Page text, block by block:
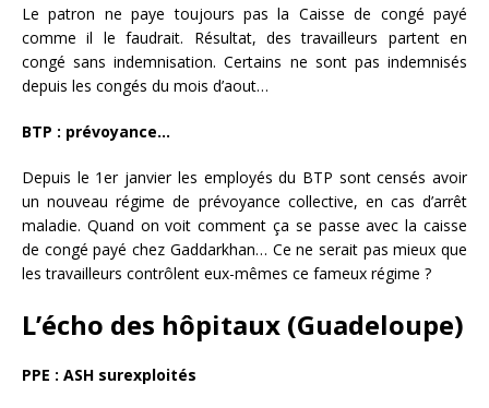
Le patron ne paye toujours pas la Caisse de congé payé
comme il le faudrait. Résultat, des travailleurs partent en
congé sans indemnisation. Certains ne sont pas indemnisés
depuis les congés du mois d’aout…
BTP : prévoyance…
Depuis le 1er janvier les employés du BTP sont censés avoir
un nouveau régime de prévoyance collective, en cas d’arrêt
maladie. Quand on voit comment ça se passe avec la caisse
de congé payé chez Gaddarkhan… Ce ne serait pas mieux que
les travailleurs contrôlent eux-mêmes ce fameux régime ?
L’écho des hôpitaux (Guadeloupe)
PPE : ASH surexploités